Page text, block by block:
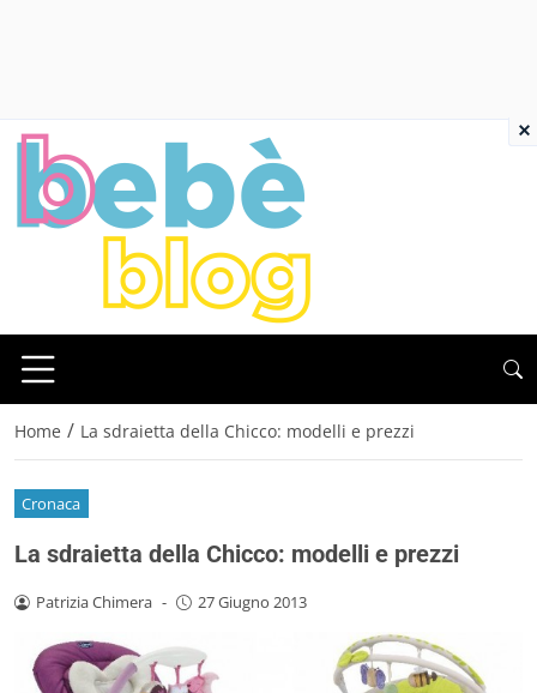
Home / La sdraietta della Chicco: modelli e prezzi
Cronaca
La sdraietta della Chicco: modelli e prezzi
Patrizia Chimera - 27 Giugno 2013
×